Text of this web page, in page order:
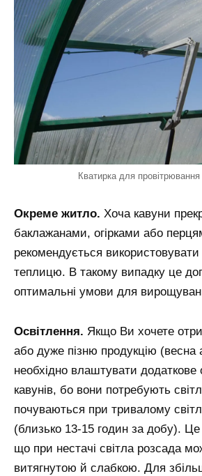
Кватирка для провітрювання
Окреме житло. Хоча кавуни
баклажанами, огірками або
рекомендується
теплицю. В такому випадку це
оптимальні умови для
Освітлення. Якщо Ви хочете
або дуже пізню продукцію (весна
необхідно влаштувати додаткове
кавунів, бо вони потребують
почуваються при тривалому
(близько 13-15 годин за добу). Це
що при нестачі світла розсада
витягнутою й слабкою. Для